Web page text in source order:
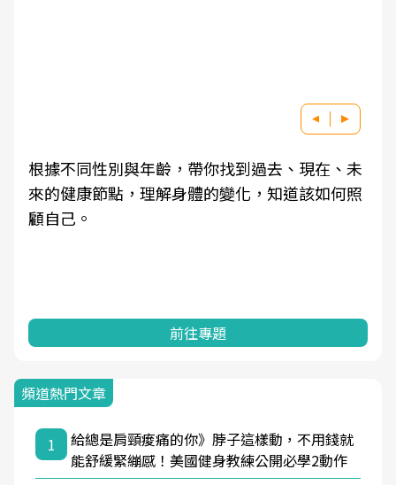
根據不同性別與年齡，帶你找到過去、現在、未
來的健康節點，理解身體的變化，知道該如何照
顧自己。
前往專題
頻道熱門文章
1
給總是肩頸痠痛的你》脖子這樣動，不用錢就
能舒緩緊繃感！美國健身教練公開必學2動作